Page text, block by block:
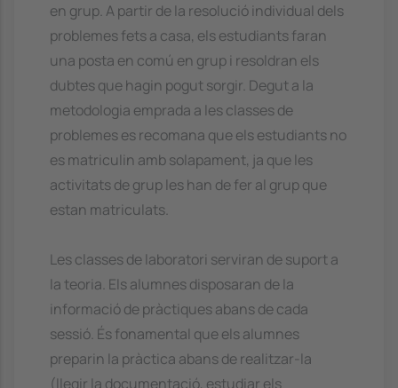
en grup. A partir de la resolució individual dels
problemes fets a casa, els estudiants faran
una posta en comú en grup i resoldran els
dubtes que hagin pogut sorgir. Degut a la
metodologia emprada a les classes de
problemes es recomana que els estudiants no
es matriculin amb solapament, ja que les
activitats de grup les han de fer al grup que
estan matriculats.
Les classes de laboratori serviran de suport a
la teoria. Els alumnes disposaran de la
informació de pràctiques abans de cada
sessió. És fonamental que els alumnes
preparin la pràctica abans de realitzar-la
(llegir la documentació, estudiar els